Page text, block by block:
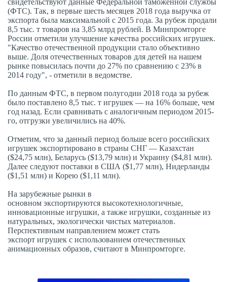
свидетельствуют данные Федеральной таможенной службы
(ФТС). Так, в первые шесть месяцев 2018 года выручка от
экспорта была максимальной с 2015 года. За рубеж продали
8,5 тыс. т товаров на 3,85 млрд рублей. В Минпромторге
России отметили улучшение качества российских игрушек.
"Качество отечественной продукции стало объективно
выше. Доля отечественных товаров для детей на нашем
рынке повысилась почти до 27% по сравнению с 23% в
2014 году", - отметили в ведомстве.
По данным ФТС, в первом полугодии 2018 года за рубеж
было поставлено 8,5 тыс. т игрушек — на 16% больше, чем
год назад. Если сравнивать с аналогичным периодом 2015-
го, отгрузки увеличились на 40%.
Отметим, что за данный период больше всего российских
игрушек экспортировано в страны СНГ — Казахстан
($24,75 млн), Беларусь ($13,79 млн) и Украину ($4,81 млн).
Далее следуют поставки в США ($1,77 млн), Нидерланды
($1,51 млн) и Корею ($1,11 млн).
На зарубежные рынки в
основном экспортируются высокотехнологичные,
инновационные игрушки, а также игрушки, созданные из
натуральных, экологически чистых материалов.
Перспективным направлением может стать
экспорт игрушек с использованием отечественных
анимационных образов, считают в Минпромторге.